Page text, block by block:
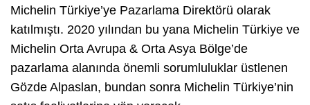
Michelin Türkiye’ye Pazarlama Direktörü olarak
katılmıştı. 2020 yılından bu yana Michelin Türkiye ve
Michelin Orta Avrupa & Orta Asya Bölge’de
pazarlama alanında önemli sorumluluklar üstlenen
Gözde Alpaslan, bundan sonra Michelin Türkiye’nin